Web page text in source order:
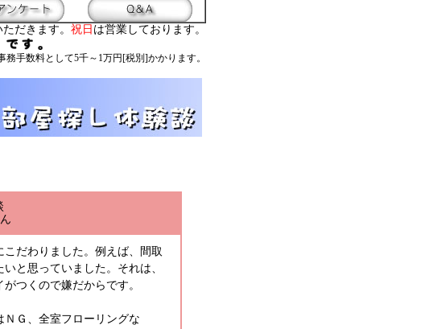
だきます。 祝日 は営業しております。
務手数料として5千～1万円[税別]かかります。
だわりました。例えば、間取
と思っていました。それは、
つくので嫌だからです。
Ｇ、全室フローリングな